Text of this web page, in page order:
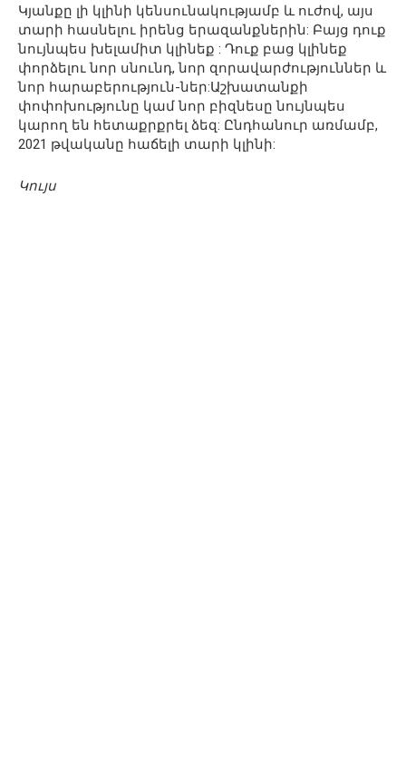
Կյանքը լի կլինի կենսունակությամբ և ուժով, այս
տարի հասնելու իրենց երազանքներին: Բայց դուք
նույնպես խելամիտ կլինեք : Դուք բաց կլինեք
փորձելու նոր սնունդ, նոր զորավարժություններ և
նոր հարաբերություն-ներ:Աշխատանքի
փոփոխությունը կամ նոր բիզնեսը նույնպես
կարող են հետաքրքրել ձեզ: Ընդհանուր առմամբ,
2021 թվականը հաճելի տարի կլինի:
Կույս